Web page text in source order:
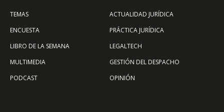
TEMAS
ENCUESTA
LIBRO DE LA SEMANA
MULTIMEDIA
PODCAST
ACTUALIDAD JURÍDICA
PRÁCTICA JURÍDICA
LEGALTECH
GESTIÓN DEL DESPACHO
OPINIÓN